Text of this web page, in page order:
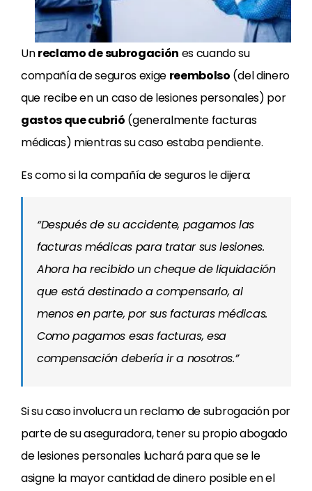
Unreclamo de subrogación es cuando su
compañía de seguros exige reembolso (del dinero
que recibe en un caso de lesiones personales) por
gastos que cubrió (generalmente facturas
médicas) mientras su caso estaba pendiente.
Es como si la compañía de seguros le dijera:
“Después de su accidente, pagamos las
facturas médicas para tratar sus lesiones.
Ahora ha recibido un cheque de liquidación
que está destinado a compensarlo, al
menos en parte, por sus facturas médicas.
Como pagamos esas facturas, esa
compensación debería ir a nosotros.”
Si su caso involucra un reclamo de subrogación por
parte de su aseguradora, tener su propio abogado
de lesiones personales luchará para que se le
asigne la mayor cantidad de dinero posible en el